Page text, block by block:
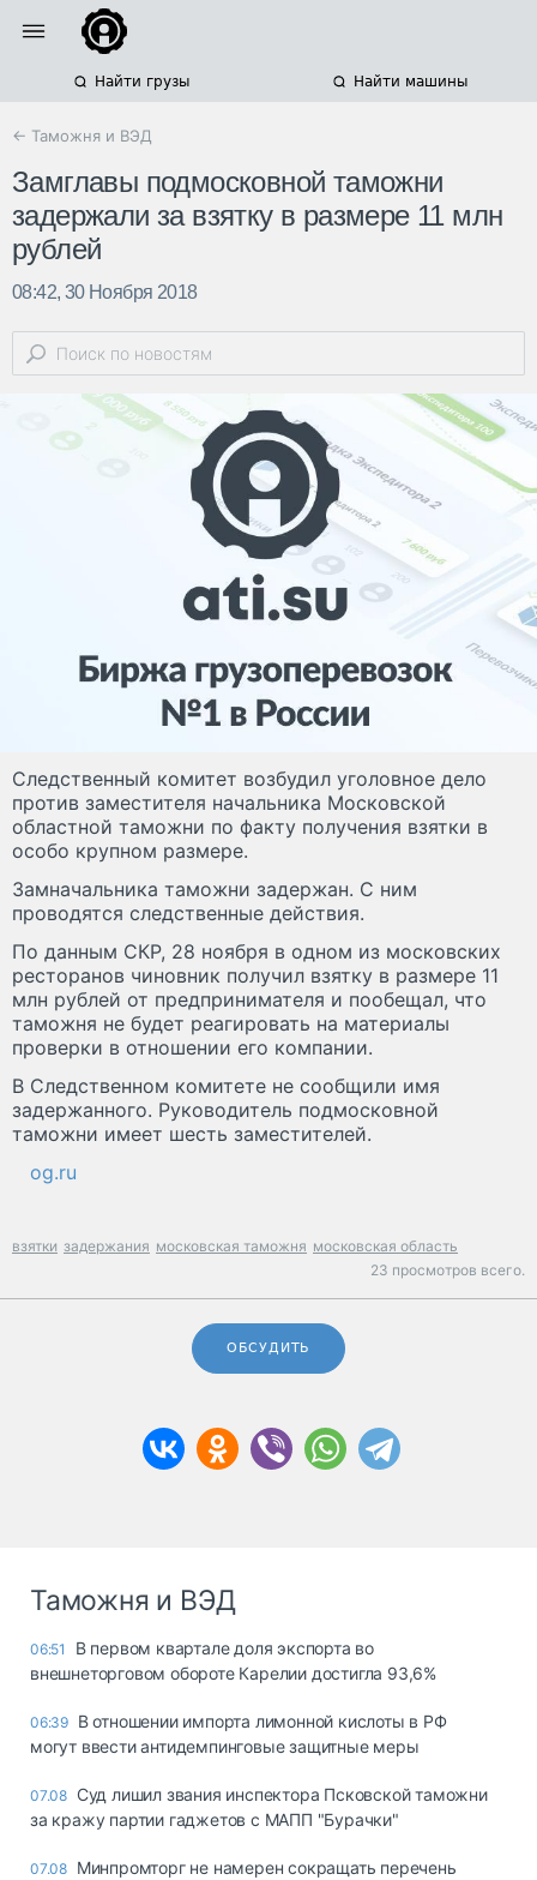
Найти грузы Найти машины
← Таможня и ВЭД
Замглавы подмосковной таможни
задержали за взятку в размере 11 млн
рублей
08:42, 30 Ноября 2018
Следственный комитет возбудил уголовное дело
против заместителя начальника Московской
областной таможни по факту получения взятки в
особо крупном размере.
Замначальника таможни задержан. С ним
проводятся следственные действия.
По данным СКР, 28 ноября в одном из московских
ресторанов чиновник получил взятку в размере 11
млн рублей от предпринимателя и пообещал, что
таможня не будет реагировать на материалы
проверки в отношении его компании.
В Следственном комитете не сообщили имя
задержанного. Руководитель подмосковной
таможни имеет шесть заместителей.
og.ru
взятки задержания московская таможня московская область
23 просмотров всего.
ОБСУДИТЬ
Таможня и ВЭД
06:51
В первом квартале доля экспорта во
внешнеторговом обороте Карелии достигла 93,6%
06:39 В отношении импорта лимонной кислоты в РФ
могут ввести антидемпинговые защитные меры
07.08 Суд лишил звания инспектора Псковской таможни
за кражу партии гаджетов с МАПП "Бурачки"
07.08 Минпромторг не намерен сокращать перечень